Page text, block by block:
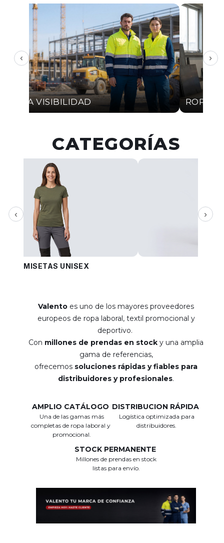
‹
ALTA VISIBILIDAD ROPA
›
CATEGORÍAS
‹
CAMISETAS UNISEX
›
Valento es uno de los mayores proveedores
europeos de ropa laboral, textil promocional y
deportivo.
Con millones de prendas en stock y una amplia
gama de referencias,
ofrecemos soluciones rápidas y fiables para
distribuidores y profesionales.
AMPLIO CATÁLOGO
Una de las gamas más
completas de ropa laboral y
promocional.
DISTRIBUCION RÁPIDA
Logística optimizada para
distribuidores.
STOCK PERMANENTE
Millones de prendas en stock
listas para envío.